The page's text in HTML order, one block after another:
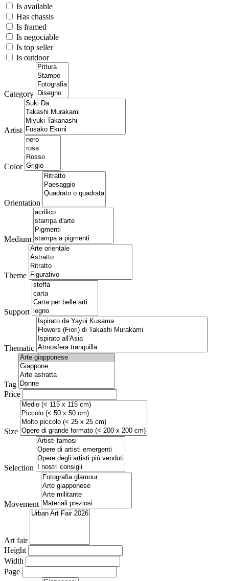
Is available
Has chassis
Is framed
Is negociable
Is top seller
Is outdoor
Category
Artist
Color
Orientation
Medium
Theme
Support
Thematic
Tag
Price
Size
Selection
Movement
Art fair
Height
Width
Page